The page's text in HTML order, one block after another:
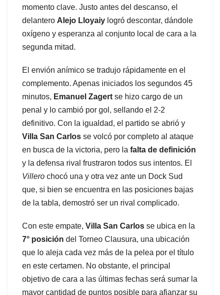
momento clave. Justo antes del descanso, el
delantero Alejo Lloyaiy logró descontar, dándole
oxígeno y esperanza al conjunto local de cara a la
segunda mitad.
El envión anímico se tradujo rápidamente en el
complemento. Apenas iniciados los segundos 45
minutos, Emanuel Zagert se hizo cargo de un
penal y lo cambió por gol, sellando el 2-2
definitivo. Con la igualdad, el partido se abrió y
Villa San Carlos se volcó por completo al ataque
en busca de la victoria, pero la falta de definición
y la defensa rival frustraron todos sus intentos. El
Villero chocó una y otra vez ante un Dock Sud
que, si bien se encuentra en las posiciones bajas
de la tabla, demostró ser un rival complicado.
Con este empate, Villa San Carlos se ubica en la
7° posición del Torneo Clausura, una ubicación
que lo aleja cada vez más de la pelea por el título
en este certamen. No obstante, el principal
objetivo de cara a las últimas fechas será sumar la
mayor cantidad de puntos posible para afianzar su